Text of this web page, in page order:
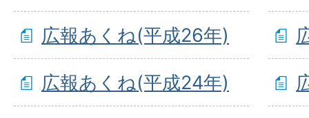
広報あくね(平成26年)
広報あくね(平成24年)